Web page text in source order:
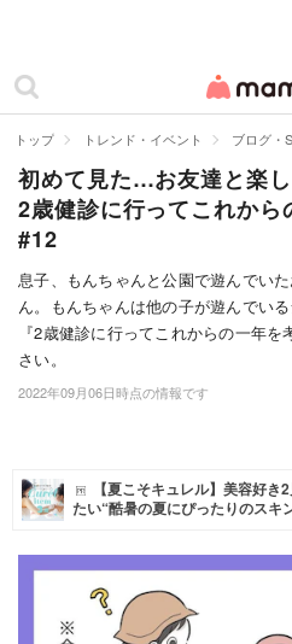
ママリ
カテゴリー一覧
妊娠
出産
赤ちゃん・育児
子育て・家族
お仕事
トレンド・イベント
トップ トレンド・イベント ブログ・
初めて見た…お友達と楽
2歳健診に行ってこれか
#12
息子、もんちゃんと公園で遊んでい
ん。もんちゃんは他の子が遊んでい
『2歳健診に行ってこれからの一年
さい。
2022年09月06日時点の情報です
【夏こそキュレル】美容好き
たい“酷暑の夏にぴったりのスキ